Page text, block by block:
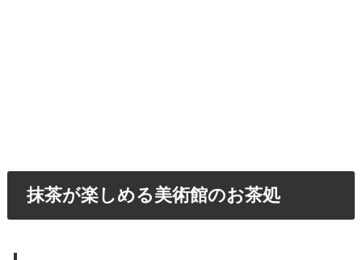
抹茶が楽しめる美術館のお茶処